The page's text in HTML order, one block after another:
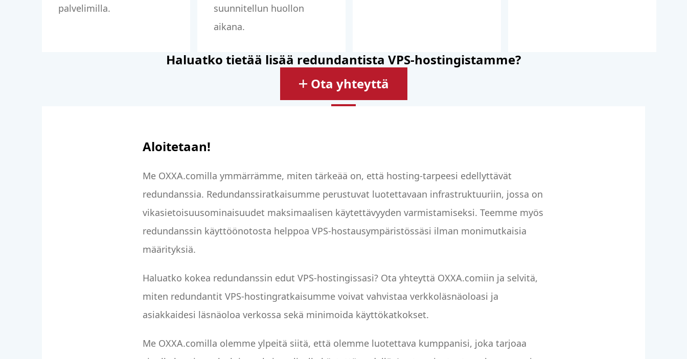
palvelimilla.
suunnitellun huollon
aikana.
Haluatko tietää lisää redundantista VPS-hostingistamme?
Ota yhteyttä
Aloitetaan!
Me OXXA.comilla ymmärrämme, miten tärkeää on, että hosting-tarpeesi edellyttävät
redundanssia. Redundanssiratkaisumme perustuvat luotettavaan infrastruktuuriin, jossa on
vikasietoisuusominaisuudet maksimaalisen käytettävyyden varmistamiseksi. Teemme myös
redundanssin käyttöönotosta helppoa VPS-hostausympäristössäsi ilman monimutkaisia
määrityksiä.
Haluatko kokea redundanssin edut VPS-hostingissasi? Ota yhteyttä OXXA.comiin ja selvitä,
miten redundantit VPS-hostingratkaisumme voivat vahvistaa verkkoläsnäoloasi ja
asiakkaidesi läsnäoloa verkossa sekä minimoida käyttökatkokset.
Me OXXA.comilla olemme ylpeitä siitä, että olemme luotettava kumppanisi, joka tarjoaa